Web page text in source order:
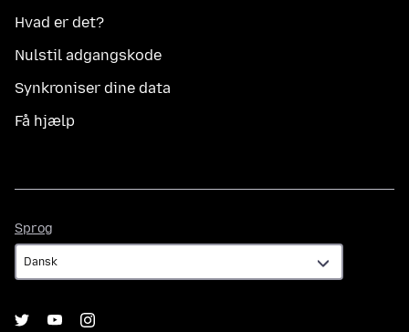
Hvad er det?
Nulstil adgangskode
Synkroniser dine data
Få hjælp
Sprog